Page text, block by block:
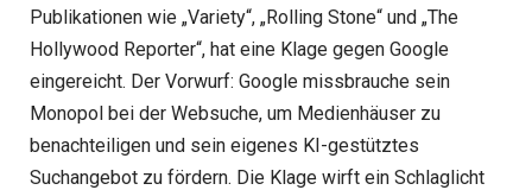
Publikationen wie „Variety“, „Rolling Stone“ und „The
Hollywood Reporter“, hat eine Klage gegen Google
eingereicht. Der Vorwurf: Google missbrauche sein
Monopol bei der Websuche, um Medienhäuser zu
benachteiligen und sein eigenes KI-gestütztes
Suchangebot zu fördern. Die Klage wirft ein Schlaglicht